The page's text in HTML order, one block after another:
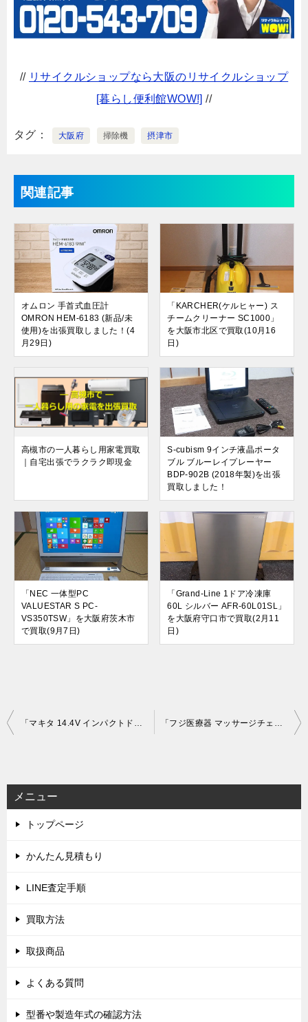
// リサイクルショップなら大阪のリサイクルショップ
[暮らし便利館WOW!] //
タグ 大阪府 掃除機 摂津市
関連記事
オムロン 手首式血圧計
OMRON HEM-6183 (新品/未
使用)を出張買取しました！(4
月29日)
「KARCHER(ケルヒャー) ス
チームクリーナー SC1000」
を大阪市北区で買取(10月16
日)
高槻市の一人暮らし用家電買取
｜自宅出張でラクラク即現金
S-cubism 9インチ液晶ポータ
ブル ブルーレイプレーヤー
BDP-902B (2018年製)を出張
買取しました！
「NEC 一体型PC
VALUESTAR S PC-
VS350TSW」を大阪府茨木市
で買取(9月7日)
「Grand-Line 1ドア冷凍庫
60L シルバー AFR-60L01SL」
を大阪府守口市で買取(2月11
日)
投
ビ
ゲ
ー
シ
「マキタ 14.4V インパクトドライバ TD160DRGX」を大阪府摂津本店で買取(2月1日) 「フジ医療器 マッサージチェア SKS-2800」を大阪府八尾市で買取(2月11日)
メニュー
トップページ
かんたん見積もり
LINE査定手順
買取方法
取扱商品
よくある質問
型番や製造年式の確認方法